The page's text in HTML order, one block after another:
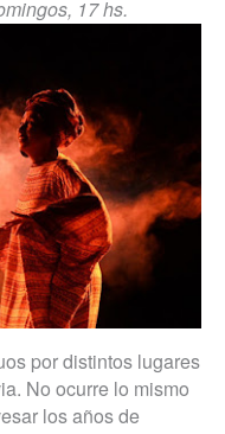
17 hs.
por distintos lugares
No ocurre lo mismo
los años de